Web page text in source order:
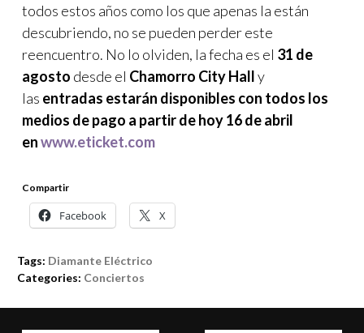
todos estos años como los que apenas la están
descubriendo, no se pueden perder este
reencuentro. No lo olviden, la fecha es el 31 de
agosto desde el Chamorro City Hally
las entradas estarán disponibles con todos los
medios de pago a partir de hoy 16 de abril
enwww.eticket.com
Compartir
Facebook X
Tags: Diamante Eléctrico
Categories: Conciertos